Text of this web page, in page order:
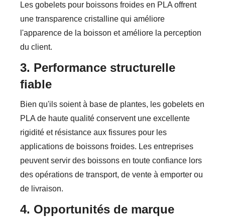
Les gobelets pour boissons froides en PLA offrent
une transparence cristalline qui améliore
l'apparence de la boisson et améliore la perception
du client.
3. Performance structurelle
fiable
Bien qu'ils soient à base de plantes, les gobelets en
PLA de haute qualité conservent une excellente
rigidité et résistance aux fissures pour les
applications de boissons froides. Les entreprises
peuvent servir des boissons en toute confiance lors
des opérations de transport, de vente à emporter ou
de livraison.
4. Opportunités de marque